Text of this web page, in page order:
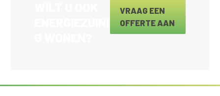
VRAAG EEN
OFFERTE AAN